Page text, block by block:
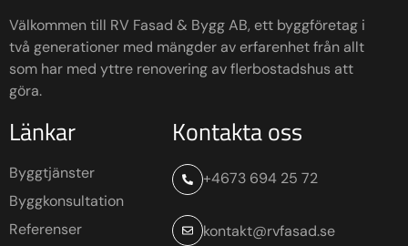
Välkommen till RV Fasad & Bygg AB, ett byggföretag i
två generationer med mängder av erfarenhet från allt
som har med yttre renovering av flerbostadshus att
göra.
Länkar
Byggtjänster
Byggkonsultation
Referenser
Kontakta oss
+4673 694 25 72
kontakt@rvfasad.se